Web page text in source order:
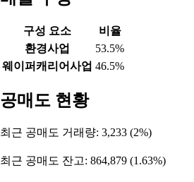
구성 요소
비율
환경사업
53.5%
웨이퍼캐리어사업 46.5%
공매도 현황
최근 공매도 거래량: 3,233 (2%)
최근 공매도 잔고: 864,879 (1.63%)